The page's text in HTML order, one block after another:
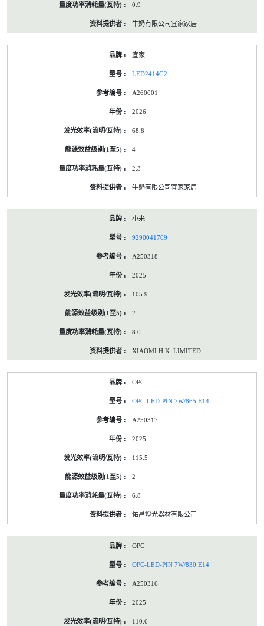
0.9
牛奶有限公司宜家家居
宜家
LED2414G2
A260001
2026
68.8
4
2.3
牛奶有限公司宜家家居
小米
9290041709
A250318
2025
105.9
2
8.0
XIAOMI H.K. LIMITED
OPC
OPC-LED-PIN 7W/865 E14
A250317
2025
115.5
2
6.8
佑昌燈光器材有限公司
OPC
OPC-LED-PIN 7W/830 E14
A250316
2025
110.6